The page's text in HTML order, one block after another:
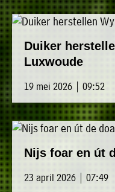
Duiker
Luxwoude
19 mei 2026 | 09:52
Nijs foar en út
23 april 2026 | 07:49